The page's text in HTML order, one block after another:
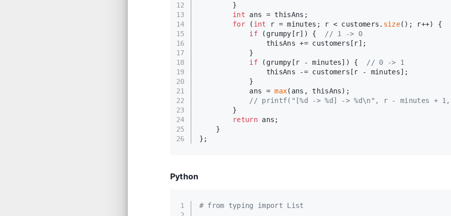
12
13
14
15
16
17
18
19
20
21
22
23
24
25
26
        }
int ans = thisAns;
for ( int r = minutes; r < customers. size(); r++) {
if (grumpy[r]) {
// 1 -> 0
                thisAns += customers[r];
            }
if (grumpy[r - minutes]) { // 0 -> 1
                thisAns -= customers[r - minutes];
            }
            ans =
max(ans, thisAns);
// printf("[%d -> %d] -> %d\n", r - minutes +
        }
return ans;
    }
};
Python
1
# from typing import List